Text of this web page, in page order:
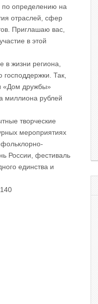
определению на
отраслей, сфер
Приглашаю вас,
в этой
жизни региона,
Так,
«Дом дружбы»
миллиона рублей
творческие
мероприятиях
России, фестиваль
единства и